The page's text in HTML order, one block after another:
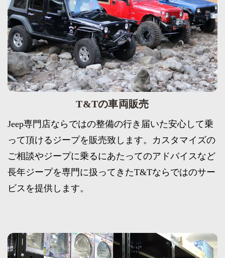
T&Tの車両販売
Jeep専門店ならではの整備の行き届いた安心して乗
って頂けるジープを販売致します。カスタマイズの
ご相談やジープに乗るにあたってのアドバイスなど
長年ジープを専門に扱ってきたT&Tならではのサー
ビスを提供します。